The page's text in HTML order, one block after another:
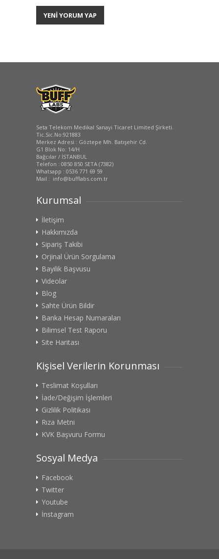
YENİ YORUM YAP
Seta Telekom Medikal Sanayi Ticaret Limited Şirketi.
Tic.Sic.No:921883
Merkez Adresi : Göztepe Mh. Batışehir Cd.
G1 Blok No: 14/H
Bağcılar / İSTANBUL
Telefon : 0850 850 SETA (7382)
Whatsapp : 0536 771 69 59
Mail : info@bufflabs.com.tr
Kurumsal
İletişim
Hakkımızda
Sipariş Takibi
Orjinal Ürün Sorgulama
Bayilik Başvusu
Videolar
Blog
Sahte Ürün Bildir
Banka Hesap Numaraları
Bilimsel Test Raporu
Site Haritası
Kişisel Verilerin Korunması
Teslimat Koşulları
İade/Değişim İşlemleri
Gizlilik Politikası
Rıza Metni
KVK Başvuru Formu
Sosyal Medya
Facebook
Twitter
Youtube
İnstagram